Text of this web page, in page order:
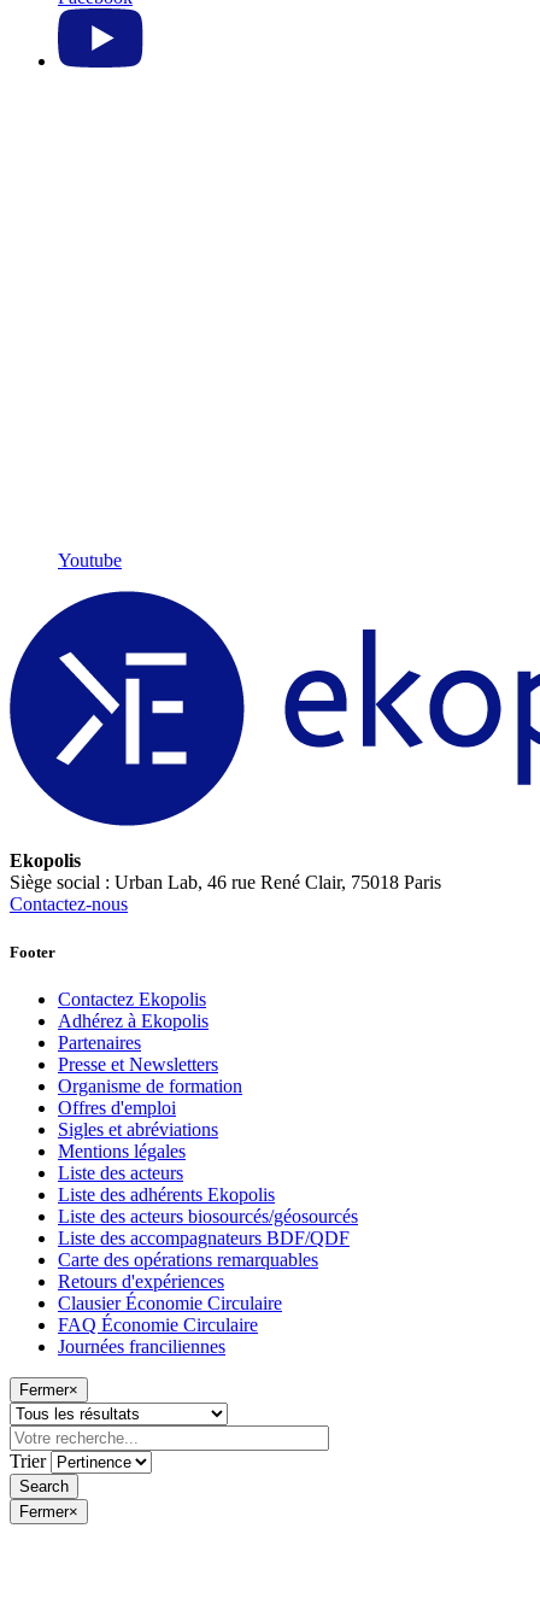
Youtube
Ekopolis
Siège social : Urban Lab, 46 rue René Clair, 75018 Paris
Contactez-nous
Footer
Contactez Ekopolis
Adhérez à Ekopolis
Partenaires
Presse et Newsletters
Organisme de formation
Offres d'emploi
Sigles et abréviations
Mentions légales
Liste des acteurs
Liste des adhérents Ekopolis
Liste des acteurs biosourcés/géosourcés
Liste des accompagnateurs BDF/QDF
Carte des opérations remarquables
Retours d'expériences
Clausier Économie Circulaire
FAQ Économie Circulaire
Journées franciliennes
Fermer×
Trier
Fermer×